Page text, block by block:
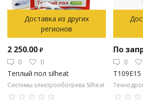
Доставка из других
регионов
2 250.00 ₽
0
0
Теплый пол silheat
Системы электрообогрева Silheat
По
0